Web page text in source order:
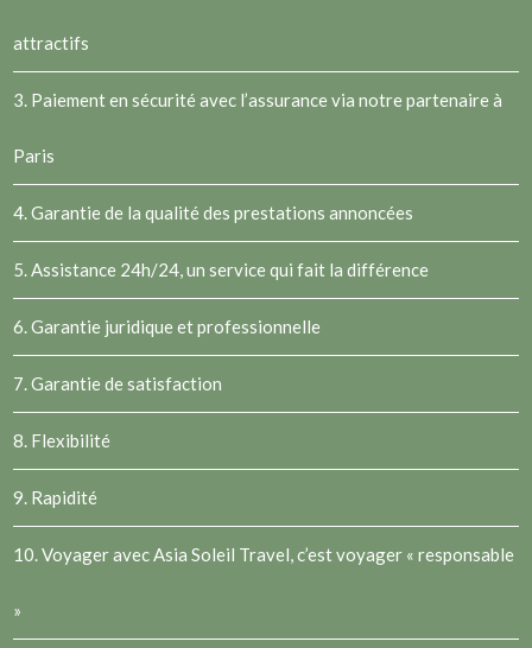
attractifs
3. Paiement en sécurité avec l’assurance via notre partenaire à
Paris
4. Garantie de la qualité des prestations annoncées
5. Assistance 24h/24, un service qui fait la différence
6. Garantie juridique et professionnelle
7. Garantie de satisfaction
8. Flexibilité
9. Rapidité
10. Voyager avec Asia Soleil Travel, c’est voyager « responsable
»